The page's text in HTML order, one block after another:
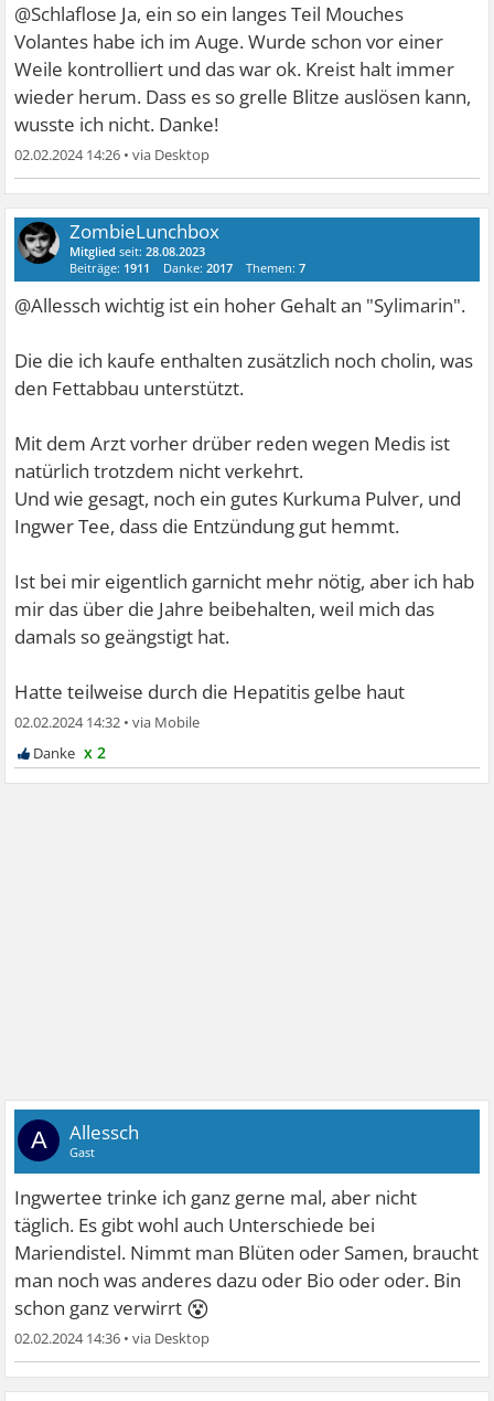
@Schlaflose Ja, ein so ein langes Teil Mouches
Volantes habe ich im Auge. Wurde schon vor einer
Weile kontrolliert und das war ok. Kreist halt immer
wieder herum. Dass es so grelle Blitze auslösen kann,
wusste ich nicht. Danke!
02.02.2024 14:26 •
ZombieLunchbox
Mitglied seit:28.08.2023
Beiträge: 1911 Danke:2017 Themen:7
@Allessch wichtig ist ein hoher Gehalt an "Sylimarin".
Die die ich kaufe enthalten zusätzlich noch cholin, was
den Fettabbau unterstützt.
Mit dem Arzt vorher drüber reden wegen Medis ist
natürlich trotzdem nicht verkehrt.
Und wie gesagt, noch ein gutes Kurkuma Pulver, und
Ingwer Tee, dass die Entzündung gut hemmt.
Ist bei mir eigentlich garnicht mehr nötig, aber ich hab
mir das über die Jahre beibehalten, weil mich das
damals so geängstigt hat.
Hatte teilweise durch die Hepatitis gelbe haut
02.02.2024 14:32 •
x 2
A Allessch
Gast
Ingwertee trinke ich ganz gerne mal, aber nicht
täglich. Es gibt wohl auch Unterschiede bei
Mariendistel. Nimmt man Blüten oder Samen, braucht
man noch was anderes dazu oder Bio oder oder. Bin
schon ganz verwirrt 😵
02.02.2024 14:36 •